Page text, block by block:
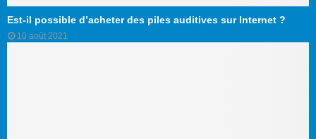
Est-il possible d’acheter des piles auditives sur Internet ?
10 août 2021